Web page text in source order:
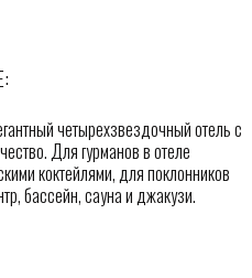
четырехзвездочный отель с
Для гурманов в отеле
коктейлями, для поклонников
бассейн, сауна и джакузи.